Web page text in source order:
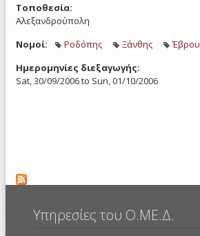
Τοποθεσία:
Αλεξανδρούπολη
Νομοί:
Ροδόπης Ξάνθης
Έβρου
Ημερομηνίες διεξαγωγής:
Sat, 30/09/2006to Sun, 01/10/2006
Υπηρεσίες του Ο.ΜΕ.Δ.